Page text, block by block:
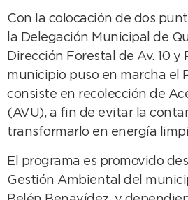
Con la colocación de dos
la Delegación Municipal de
Dirección Forestal de Av. 10 y
municipio puso en marcha el
consiste en recolección de
(AVU), a fin de evitar la
transformarlo en energía
El programa es promovido
Gestión Ambiental del